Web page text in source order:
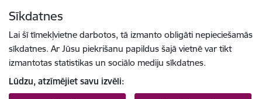
Sīkdatnes
Lai šī tīmekļvietne darbotos, tā izmanto obligāti nepieciešamās
sīkdatnes. Ar Jūsu piekrišanu papildus šajā vietnē var tikt
izmantotas statistikas un sociālo mediju sīkdatnes.
Lūdzu, atzīmējiet savu izvēli: